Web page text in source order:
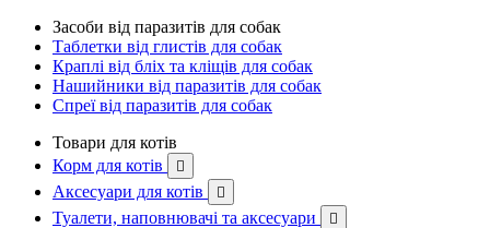
Засоби від паразитів для собак
Таблетки від глистів для собак
Краплі від бліх та кліщів для собак
Нашийники від паразитів для собак
Спреї від паразитів для собак
Товари для котів
Корм для котів

Аксесуари для котів 
Туалети, наповнювачі та аксесуари 